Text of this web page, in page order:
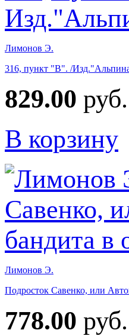
Лимонов Э.
316, пункт "В". /
829.00 руб.
В корзину
Лимонов Э.
Подросток Савенко, или
778.00 руб.